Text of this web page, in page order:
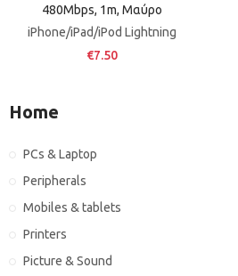
480Mbps, 1m, Μαύρο
iPhone/iPad/iPod Lightning
€7.50
Home
PCs & Laptop
Peripherals
Mobiles & tablets
Printers
Picture & Sound